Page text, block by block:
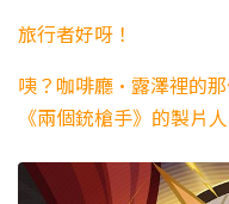
旅行者好呀！
咦？咖啡廳·露澤裡的
《兩個銃槍手》的製片